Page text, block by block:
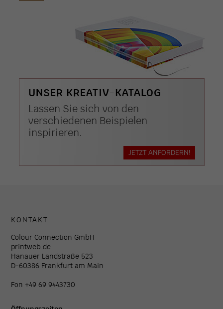
UNSER KREATIV-KATALOG
Lassen Sie sich von den
verschiedenen Beispielen
inspirieren.
JETZT ANFORDERN!
KONTAKT
Colour Connection GmbH
printweb.de
Hanauer Landstraße 523
D-60386 Frankfurt am Main
Fon +49 69 9443730